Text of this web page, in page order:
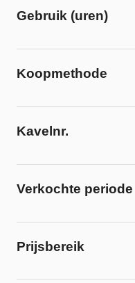
Gebruik (uren)
Koopmethode
Kavelnr.
Verkochte periode
Prijsbereik